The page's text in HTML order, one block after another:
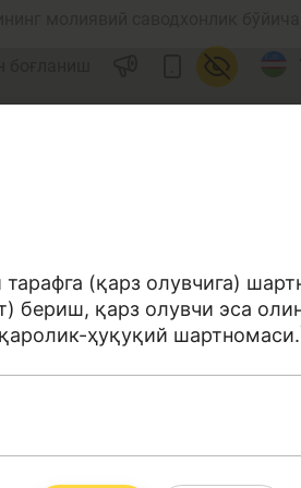
Ислом молияси
(қарз олувчига)
бериш, қарз олувчи эса
ҳуқуқий шартномаси.